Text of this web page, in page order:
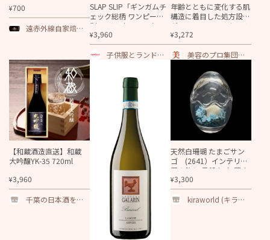
¥700
遠赤外線自家焙煎
SLAP SLIP「ギンガムチ
ェック総柄 ワンピース
型 スイムウェア」 (90-1
30cm)
¥3,960
子供服とランドセ
年齢とともに変化する肌
構造に着目した処方設計
グラースノール セラム
ローション150ml・130
mlレフィル
¥3,272
美容のプロ集団が
『美健堂』
【和蔵酒造直送】和蔵
大吟醸YK-35 720ml
¥3,960
千葉の日本酒を通
天然白珊瑚 たまごサン
ゴ (2641）インテリア
置き飾り 貝殻 標本 限定
品
¥3,300
kiraworld (キラワ